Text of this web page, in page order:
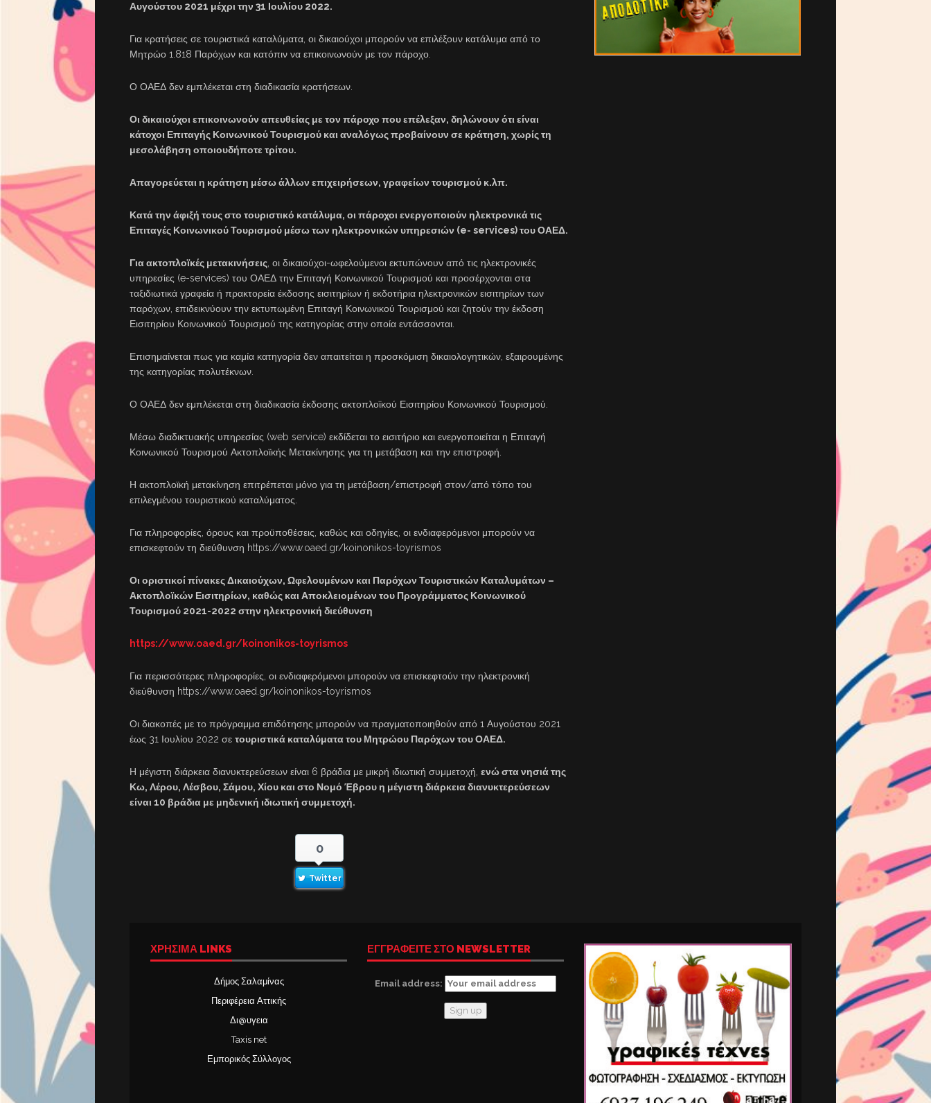
Αυγούστου 2021 μέχρι την 31 Ιουλίου 2022.
Για κρατήσεις σε τουριστικά καταλύματα, οι δικαιούχοι μπορούν να επιλέξουν κατάλυμα από το
Μητρώο 1.818 Παρόχων και κατόπιν να επικοινωνούν με τον πάροχο.
Ο ΟΑΕΔ δεν εμπλέκεται στη διαδικασία κρατήσεων.
Οι δικαιούχοι επικοινωνούν απευθείας με τον πάροχο που επέλεξαν, δηλώνουν ότι είναι
κάτοχοι Επιταγής Κοινωνικού Τουρισμού και αναλόγως προβαίνουν σε κράτηση, χωρίς τη
μεσολάβηση οποιουδήποτε τρίτου.
Απαγορεύεται η κράτηση μέσω άλλων επιχειρήσεων, γραφείων τουρισμού κ.λπ.
Κατά την άφιξή τους στο τουριστικό κατάλυμα, οι πάροχοι ενεργοποιούν ηλεκτρονικά τις
Επιταγές Κοινωνικού Τουρισμού μέσω των ηλεκτρονικών υπηρεσιών (e- services) του ΟΑΕΔ.
Για ακτοπλοϊκές μετακινήσεις, οι δικαιούχοι-ωφελούμενοι εκτυπώνουν από τις ηλεκτρονικές
υπηρεσίες (e-services) του ΟΑΕΔ την Επιταγή Κοινωνικού Τουρισμού και προσέρχονται στα
ταξιδιωτικά γραφεία ή πρακτορεία έκδοσης εισιτηρίων ή εκδοτήρια ηλεκτρονικών εισιτηρίων των
παρόχων, επιδεικνύουν την εκτυπωμένη Επιταγή Κοινωνικού Τουρισμού και ζητούν την έκδοση
Εισιτηρίου Κοινωνικού Τουρισμού της κατηγορίας στην οποία εντάσσονται.
Επισημαίνεται πως για καμία κατηγορία δεν απαιτείται η προσκόμιση δικαιολογητικών, εξαιρουμένης
της κατηγορίας πολυτέκνων.
Ο ΟΑΕΔ δεν εμπλέκεται στη διαδικασία έκδοσης ακτοπλοϊκού Εισιτηρίου Κοινωνικού Τουρισμού.
Μέσω διαδικτυακής υπηρεσίας (web service) εκδίδεται το εισιτήριο και ενεργοποιείται η Επιταγή
Κοινωνικού Τουρισμού Ακτοπλοϊκής Μετακίνησης για τη μετάβαση και την επιστροφή.
Η ακτοπλοϊκή μετακίνηση επιτρέπεται μόνο για τη μετάβαση/επιστροφή στον/από τόπο του
επιλεγμένου τουριστικού καταλύματος.
Για πληροφορίες, όρους και προϋποθέσεις, καθώς και οδηγίες, οι ενδιαφερόμενοι μπορούν να
επισκεφτούν τη διεύθυνση https://www.oaed.gr/koinonikos-toyrismos
Οι οριστικοί πίνακες Δικαιούχων, Ωφελουμένων και Παρόχων Τουριστικών Καταλυμάτων –
Ακτοπλοϊκών Εισιτηρίων, καθώς και Αποκλειομένων του Προγράμματος Κοινωνικού
Τουρισμού 2021-2022 στην ηλεκτρονική διεύθυνση
https://www.oaed.gr/koinonikos-toyrismos
Για περισσότερες πληροφορίες, οι ενδιαφερόμενοι μπορούν να επισκεφτούν την ηλεκτρονική
διεύθυνση https://www.oaed.gr/koinonikos-toyrismos
Οι διακοπές με το πρόγραμμα επιδότησης μπορούν να πραγματοποιηθούν από 1 Αυγούστου 2021
έως 31 Ιουλίου 2022 σε τουριστικά καταλύματα του Μητρώου Παρόχων του ΟΑΕΔ.
Η μέγιστη διάρκεια διανυκτερεύσεων είναι 6 βράδια με μικρή ιδιωτική συμμετοχή, ενώ στα νησιά της
Κω, Λέρου, Λέσβου, Σάμου, Χίου και στο Νομό Έβρου η μέγιστη διάρκεια διανυκτερεύσεων
είναι 10 βράδια με μηδενική ιδιωτική συμμετοχή.
0
Twitter
ΧΡΉΣΙΜΑ LINKS
Δήμος Σαλαμίνας
Περιφέρεια Αττικής
Δι@υγεια
Taxis net
Εμπορικός Σύλλογος
ΕΓΓΡΑΦΕΙΤΕ ΣΤΟ NEWSLETTER
Email address: